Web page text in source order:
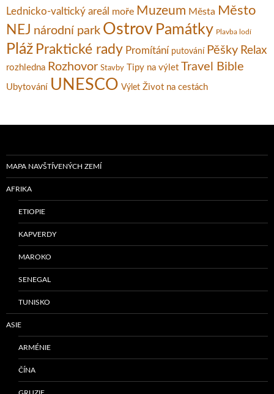
Lednicko-valtický areál moře Muzeum Města Město
NEJ národní park Ostrov Památky Plavba lodí
Pláž Praktické rady Promítání putování Pěšky Relax
rozhledna Rozhovor Stavby Tipy na výlet Travel Bible
Ubytování UNESCO Výlet Život na cestách
MAPA NAVŠTÍVENÝCH ZEMÍ
AFRIKA
ETIOPIE
KAPVERDY
MAROKO
SENEGAL
TUNISKO
ASIE
ARMÉNIE
ČÍNA
GRUZIE